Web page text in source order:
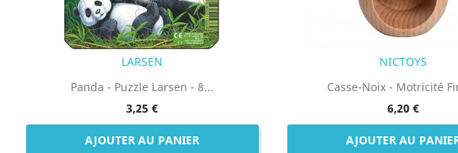
LARSEN
Panda - Puzzle Larsen - 8...
3,25 €
AJOUTER AU PANIER
NICTOYS
Casse-Noix - Motricité
6,20 €
AJOUTER AU